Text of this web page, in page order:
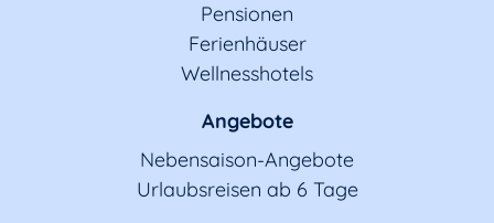
Pensionen
Ferienhäuser
Wellnesshotels
Angebote
Nebensaison-Angebote
Urlaubsreisen ab 6 Tage